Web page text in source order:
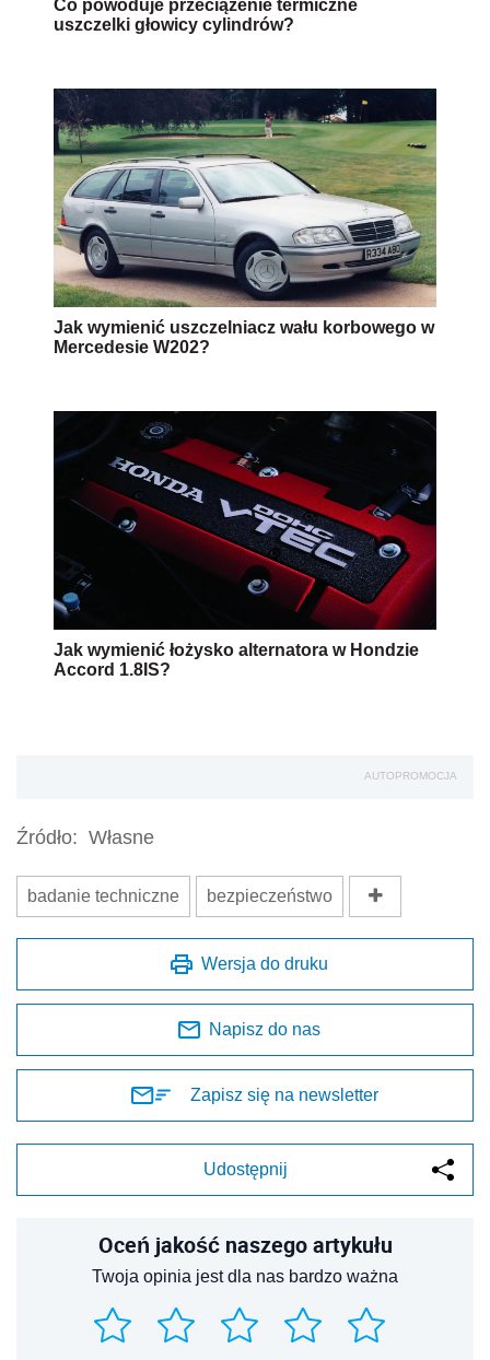
Co powoduje przeciążenie termiczne
uszczelki głowicy cylindrów?
Jak wymienić uszczelniacz wału korbowego w
Mercedesie W202?
Jak wymienić łożysko alternatora w Hondzie
Accord 1.8IS?
AUTOPROMOCJA
Źródło: Własne
badanie techniczne bezpieczeństwo
Wersja do druku
Napisz do nas
Zapisz się na newsletter
Udostępnij
Oceń jakość naszego artykułu
Twoja opinia jest dla nas bardzo ważna